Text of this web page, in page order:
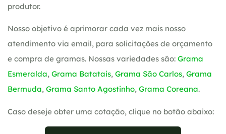
produtor.
Nosso objetivo é aprimorar cada vez mais nosso
atendimento via email, para solicitações de orçamento
e compra de gramas. Nossas variedades são: Grama
Esmeralda, Grama Batatais, Grama São Carlos, Grama
Bermuda, Grama Santo Agostinho, Grama Coreana.
Caso deseje obter uma cotação, clique no botão abaixo: